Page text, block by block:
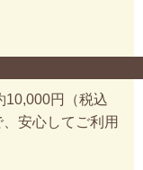
10,000円（税込
安心してご利用